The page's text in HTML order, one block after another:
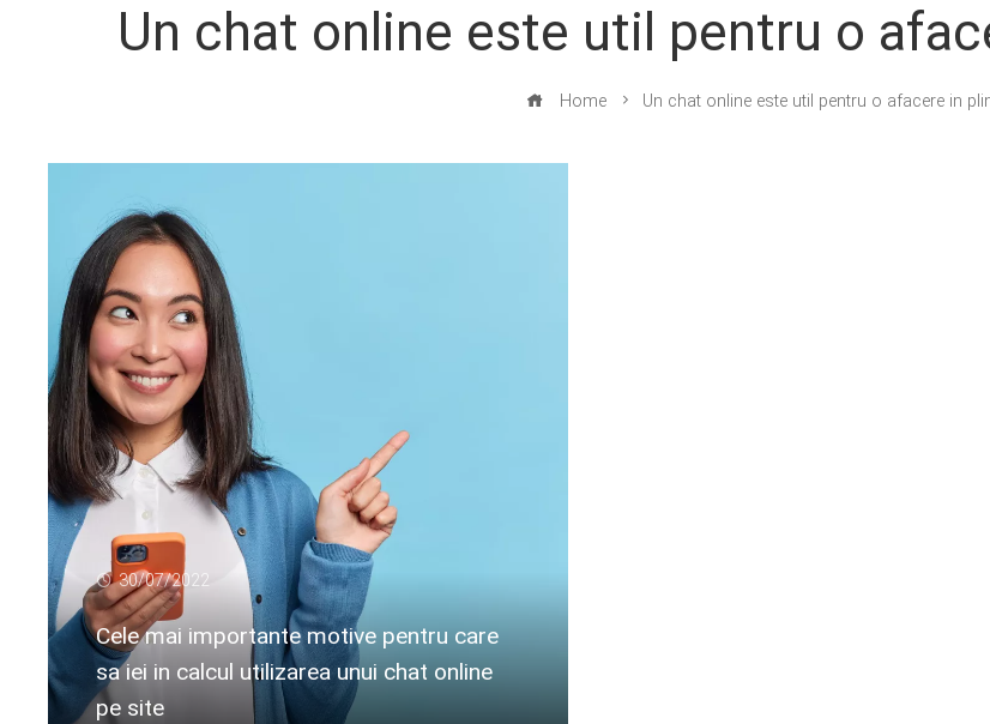
Un chat online este util pentru o
Home Un chat online este util pentru o afacere in
30/07/2022
Cele mai importante motive pentru care
sa iei in calcul utilizarea unui chat online
pe site